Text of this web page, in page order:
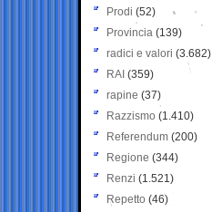
Prodi (52)
Provincia (139)
radici e valori (3.682)
RAI (359)
rapine (37)
Razzismo (1.410)
Referendum (200)
Regione (344)
Renzi (1.521)
Repetto (46)